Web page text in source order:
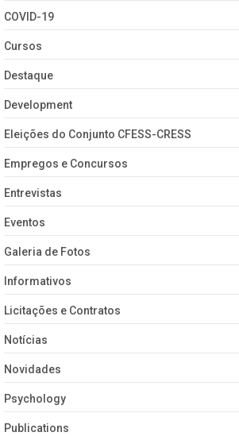
COVID-19
Cursos
Destaque
Development
Eleições do Conjunto CFESS-CRESS
Empregos e Concursos
Entrevistas
Eventos
Galeria de Fotos
Informativos
Licitações e Contratos
Notícias
Novidades
Psychology
Publications